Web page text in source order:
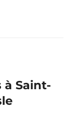
à Saint-